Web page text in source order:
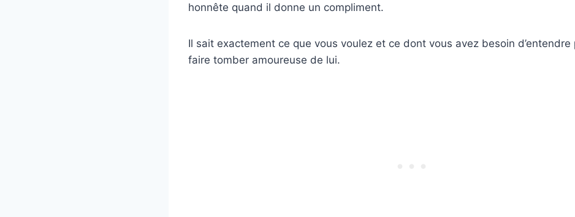
honnête quand il donne un compliment.
Il sait exactement ce que vous voulez et ce dont vous avez besoin d’entendre
faire tomber amoureuse de lui.